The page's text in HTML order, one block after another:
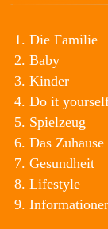
Die Familie
Baby
Kinder
Do it
Spielzeug
Das Zuhause
Gesundheit
Lifestyle